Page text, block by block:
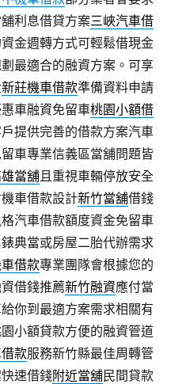
利息借貸方案三峽汽車借
金週轉方式可輕鬆借現金
最適合的融資方案。可享
新莊機車借款準備資料申請
車融資免留車桃園小額借
提供完善的借款方案汽車
車專業信義區當舖問題皆
當舖且重視車輛停放安全
車借款設計新竹當舖借錢
汽車借款額度資金免留車
典當或房屋二胎代辦需求
借款專業團隊會根據您的
借錢推薦新竹融資應付當
你到最適方案需求相關有
小額貸款方便的融資管道
款服務新竹縣最佳周轉管
速借錢附近當舖民間貸款